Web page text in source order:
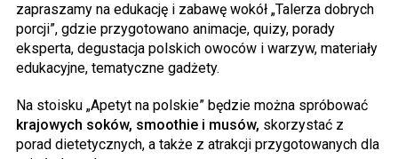
zapraszamy na edukację i zabawę wokół „Talerza dobrych
porcji”, gdzie przygotowano animacje, quizy, porady
eksperta, degustacja polskich owoców i warzyw, materiały
edukacyjne, tematyczne gadżety.
Na stoisku „Apetyt na polskie” będzie można spróbować
krajowych soków, smoothie i musów, skorzystać z
porad dietetycznych, a także z atrakcji przygotowanych dla